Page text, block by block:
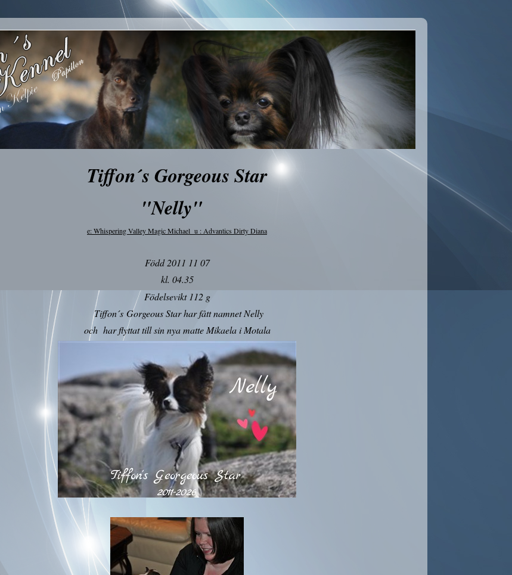
Tiffon´s Gorgeous Star
"Nelly"
e: Whispering Valley Magic Michael u : Advantics Dirty Diana
Född 2011 11 07
kl. 04.35
Födelsevikt 112 g
Tiffon´s Gorgeous Star har fått namnet Nelly
och har flyttat till sin nya matte Mikaela i Motala